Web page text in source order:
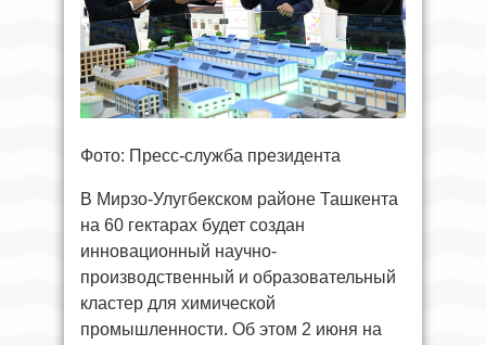
Фото: Пресс-служба президента
В Мирзо-Улугбекском районе Ташкента
на 60 гектарах будет создан
инновационный научно-
производственный и образовательный
кластер для химической
промышленности. Об этом 2 июня на